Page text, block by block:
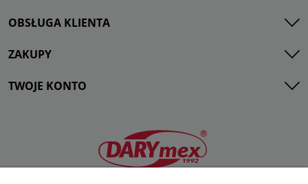
OBSŁUGA KLIENTA
ZAKUPY
TWOJE KONTO